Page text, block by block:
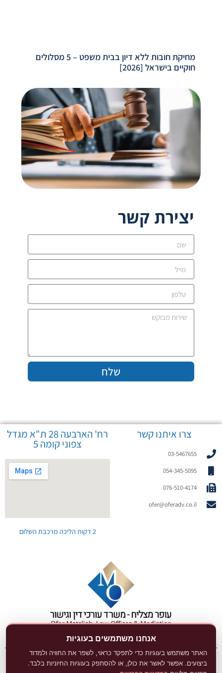
אנחנו משתמשים בעוגיות
האתר משתמש בעוגיות כדי לתפקד כראוי, לשפר את החוויה ולמדוד
ביצועים. אפשר לאשר את כולן, או להסתפק בעוגיות החיוניות בלבד.
מחיקת חובות ללא דיון בבית משפט – 5 מסלולים
חוקיים בישראל [2026]
יצירת קשר
שלח
צרו איתנו קשר
03-5467655
054-345-5095
076-510-4174
ofer@oferadv.co.il
רח' הארבעה 28 ת"א מגדל
צפוני קומה 5
2 דקות הליכה מרכבת השלום